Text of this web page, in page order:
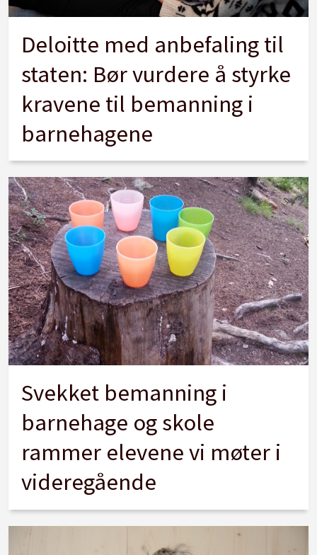
Deloitte med anbefaling til
staten: Bør vurdere å styrke
kravene til bemanning i
barnehagene
Svekket bemanning i
barnehage og skole
rammer elevene vi møter i
videregående